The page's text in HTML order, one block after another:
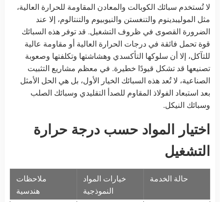
لا تُستخدم سبائك الكوبالت والمعادن المقاومة للحرارة العالية،
مثل الموليبدينوم والتنغستن والنيوبيوم والتنتالوم، إلا عند
الضرورة القصوى في ظروف التشغيل. قد توفر هذه السبائك
قوة تحمل فائقة في درجات الحرارة العالية أو مقاومة عالية
للتآكل، إلا أن سلوكها التأكسدي وهشاشتها وتكلفتها وصعوبة
تصنيعها قد تشكل قيودًا خطيرة. في معظم مشاريع التثبيت
الصناعية، لا تُعد هذه السبائك الخيار الأول، بل هي الحل الأمثل
بعد استبعاد الفولاذ المقاوم للصدأ التقليدي وسبائك الصلب
وسبائك النيكل.
اختيار المواد حسب درجة حرارة
التشغيل
حالة الخدمة
خيارات المواد
النموذجية
ملاحظات
هندسية